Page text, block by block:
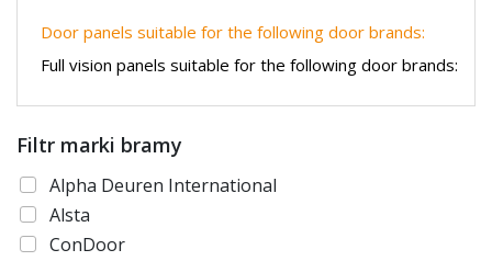
Door panels suitable for the following door brands:
Full vision panels suitable for the following door brands:
Filtr marki bramy
Alpha Deuren International
Alsta
ConDoor